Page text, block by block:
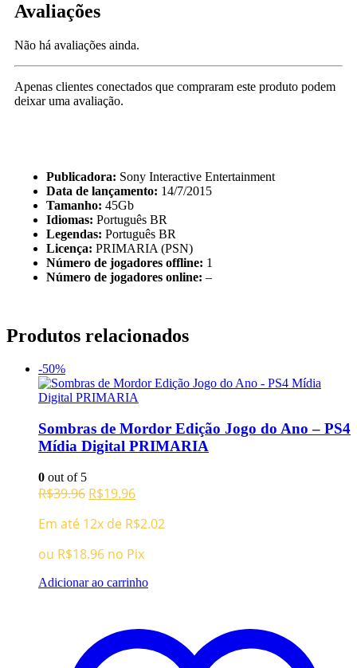
Avaliações
Não há avaliações ainda.
Apenas clientes conectados que compraram este produto podem
deixar uma avaliação.
Publicadora: Sony Interactive Entertainment
Data de lançamento: 14/7/2015
Tamanho: 45Gb
Idiomas: Português BR
Legendas: Português BR
Licença: PRIMARIA (PSN)
Número de jogadores offline: 1
Número de jogadores online: –
Produtos relacionados
-50%
Sombras de Mordor Edição Jogo do Ano – PS4
Mídia Digital PRIMARIA
0 out of 5
R$39.96 O
original
era:
R$39.96.
R$19.96O
atual
é:
R$19.96.
Em até 12x de R$2.02
ou R$18.96 no Pix
Adicionar ao carrinho